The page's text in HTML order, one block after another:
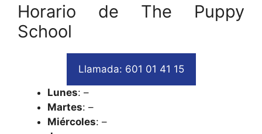
Horario de The Puppy
School
Llamada: 601 01 41 15
Lunes: –
Martes: –
Miércoles: –